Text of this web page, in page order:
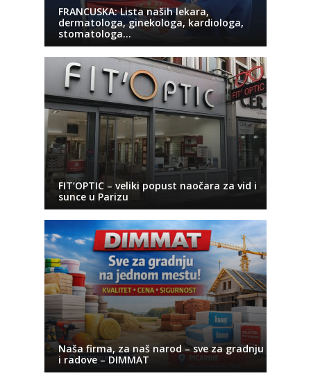
FRANCUSKA: Lista naših lekara,
dermatologa, ginekologa, kardiologa,
stomatologa…
FIT’OPTIC – veliki popust naočara za vid i
sunce u Parizu
Naša firma, za naš narod – sve za gradnju
i radove – DIMMAT